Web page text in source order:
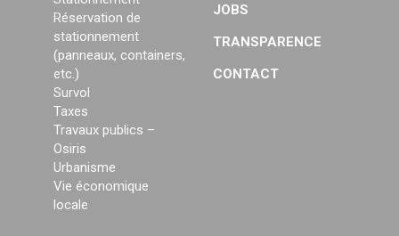
Réservation de
stationnement
(panneaux, containers,
etc.)
Survol
Taxes
Travaux publics –
Osiris
Urbanisme
Vie économique
locale
JOBS
TRANSPARENCE
CONTACT